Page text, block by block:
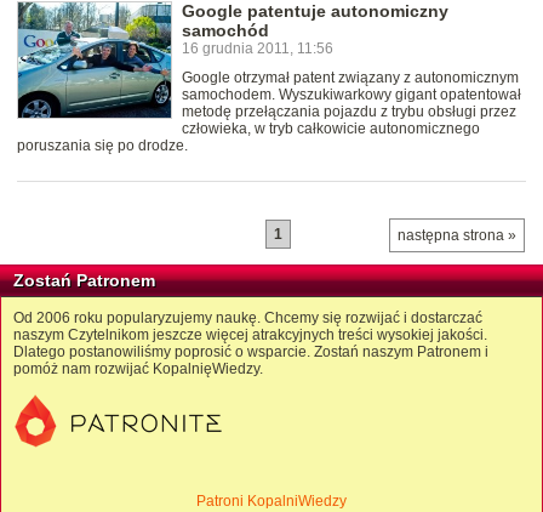
Google patentuje autonomiczny
samochód
16 grudnia 2011, 11:56
Google otrzymał patent związany z autonomicznym
samochodem. Wyszukiwarkowy gigant opatentował
metodę przełączania pojazdu z trybu obsługi przez
człowieka, w tryb całkowicie autonomicznego
poruszania się po drodze.
następna strona »
1
Zostań Patronem
Od 2006 roku popularyzujemy naukę. Chcemy się rozwijać i dostarczać
naszym Czytelnikom jeszcze więcej atrakcyjnych treści wysokiej jakości.
Dlatego postanowiliśmy poprosić o wsparcie. Zostań naszym Patronem i
pomóż nam rozwijać KopalnięWiedzy.
Patroni KopalniWiedzy